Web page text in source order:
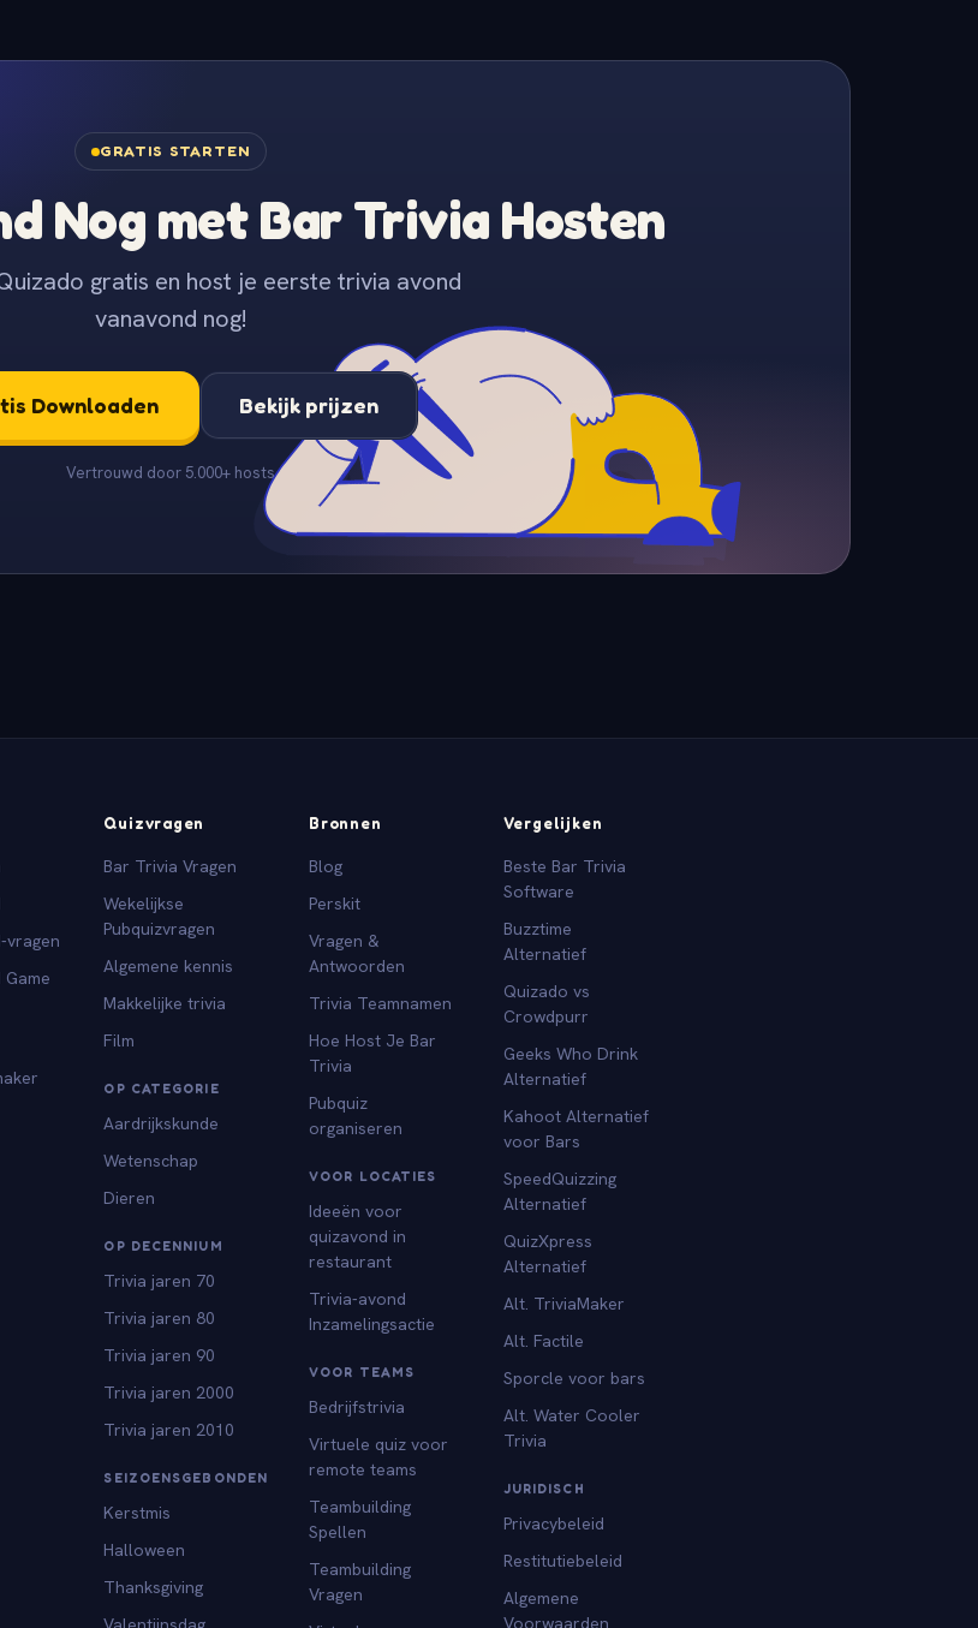
GRATIS STARTEN
Nog met Bar Trivia Hosten
gratis en host je eerste trivia avond
vanavond nog!
Downloaden Bekijk prijzen
Vertrouwd door 5.000+ hosts
vragen
Game
Quizvragen
Bar Trivia Vragen
Wekelijkse
Pubquizvragen
Algemene kennis
Makkelijke trivia
Film
OP CATEGORIE
Aardrijkskunde
Wetenschap
Dieren
OP DECENNIUM
Trivia jaren 70
Trivia jaren 80
Trivia jaren 90
Trivia jaren 2000
Trivia jaren 2010
SEIZOENSGEBONDEN
Kerstmis
Halloween
Thanksgiving
Bronnen
Blog
Perskit
Vragen &
Antwoorden
Trivia Teamnamen
Hoe Host Je Bar
Trivia
Pubquiz
organiseren
VOOR LOCATIES
Ideeën voor
quizavond in
restaurant
Trivia-avond
Inzamelingsactie
VOOR TEAMS
Bedrijfstrivia
Virtuele quiz voor
remote teams
Teambuilding
Spellen
Teambuilding
Vragen
Vergelijken
Beste Bar Trivia
Software
Buzztime
Alternatief
Quizado vs
Crowdpurr
Geeks Who Drink
Alternatief
Kahoot Alternatief
voor Bars
SpeedQuizzing
Alternatief
QuizXpress
Alternatief
Alt. TriviaMaker
Alt. Factile
Sporcle voor bars
Alt. Water Cooler
Trivia
JURIDISCH
Privacybeleid
Restitutiebeleid
Algemene
Voorwaarden